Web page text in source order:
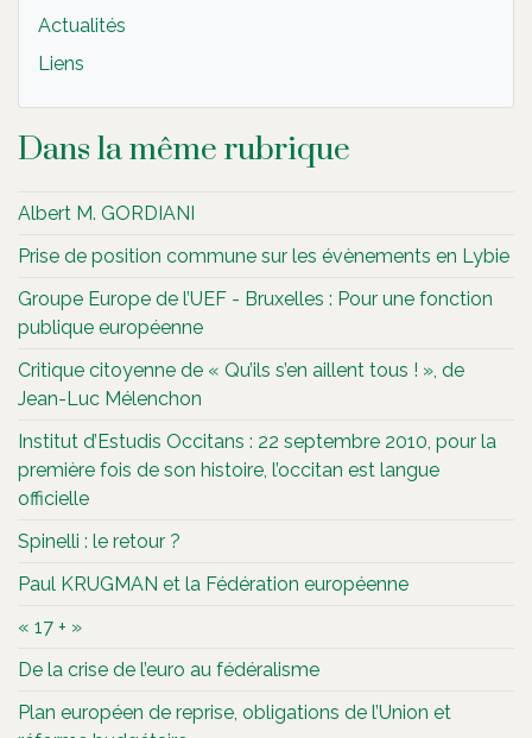
Actualités
Liens
Dans la même rubrique
Albert M. GORDIANI
Prise de position commune sur les évènements en Lybie
Groupe Europe de l’UEF - Bruxelles : Pour une fonction
publique européenne
Critique citoyenne de « Qu’ils s’en aillent tous ! », de
Jean-Luc Mélenchon
Institut d’Estudis Occitans : 22 septembre 2010, pour la
première fois de son histoire, l’occitan est langue
officielle
Spinelli : le retour ?
Paul KRUGMAN et la Fédération européenne
« 17 + »
De la crise de l’euro au fédéralisme
Plan européen de reprise, obligations de l’Union et